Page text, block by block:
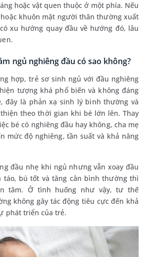
hoặc vật quen thuộc ở một phía. Nếu
khuôn mặt người thân thường xuất
xu hướng quay đầu về hướng đó, lâu
ngủ nghiêng đầu có sao không?
hợp, trẻ sơ sinh ngủ với đầu nghiêng
tượng khá phổ biến và không đáng
đây là phản xạ sinh lý bình thường và
theo thời gian khi bé lớn lên. Thay
bé có nghiêng đầu hay không, cha mẹ
mức độ nghiêng, tần suất và khả năng
đầu nhẹ khi ngủ nhưng vẫn xoay đầu
bú tốt và tăng cân bình thường thì
tâm. Ở tình huống như vậy, tư thế
không gây tác động tiêu cực đến khả
phát triển của trẻ.